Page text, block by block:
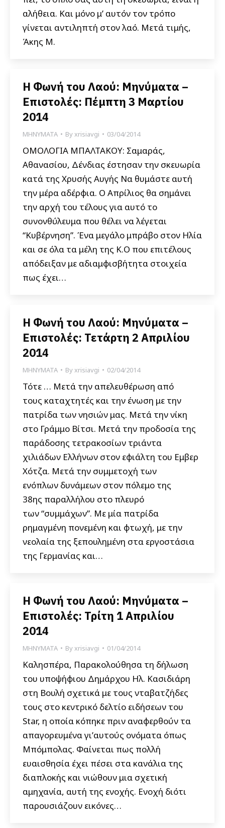
αλήθεια. Και μόνο μ’ αυτόν τον τρόπο
γίνεται αντιληπτή στον λαό. Μετά τιμής,
Άκης Μ.
Η Φωνή του Λαού: Μηνύματα –
Επιστολές: Πέμπτη 3 Μαρτίου
2014
ΜΗΝΥΜΑΤΑ Byxrisiavgi 03/04/2014
ΟΜΟΛΟΓΙΑ ΜΠΑΛΤΑΚΟΥ: Σαμαράς,
Αθανασίου, Δένδιας έστησαν την σκευωρία
κατά της Χρυσής Αυγής Να θυμάστε αυτή
την μέρα αδέρφια. Ο Απρίλιος θα σημάνει
την αρχή του τέλους για αυτό το
συνονθύλευμα που θέλει να λέγεται
“Κυβέρνηση”. Ένα μεγάλο μπράβο στον Ηλία
και σε όλα τα μέλη της Κ.Ο που επιτέλους
απόδειξαν με αδιαμφισβήτητα στοιχεία
πως έχει…
Η Φωνή του Λαού: Μηνύματα –
Επιστολές: Τετάρτη 2 Απριλίου
2014
ΜΗΝΥΜΑΤΑ Byxrisiavgi 02/04/2014
Τότε … Μετά την απελευθέρωση από
τους καταχτητές και την ένωση με την
πατρίδα των νησιών μας. Μετά την νίκη
στο Γράμμο Βίτσι. Μετά την προδοσία της
παράδοσης τετρακοσίων τριάντα
χιλιάδων Ελλήνων στον εφιάλτη του Εμβερ
Χότζα. Μετά την συμμετοχή των
ενόπλων δυνάμεων στον πόλεμο της
38ης παραλλήλου στο πλευρό
των “συμμάχων”. Με μία πατρίδα
ρημαγμένη πονεμένη και φτωχή, με την
νεολαία της ξεπουλημένη στα εργοστάσια
της Γερμανίας και…
Η Φωνή του Λαού: Μηνύματα –
Επιστολές: Τρίτη 1 Απριλίου
2014
ΜΗΝΥΜΑΤΑ Byxrisiavgi 01/04/2014
Καλησπέρα, Παρακολούθησα τη δήλωση
του υποψήφιου Δημάρχου Ηλ. Κασιδιάρη
στη Βουλή σχετικά με τους νταβατζήδες
τους στο κεντρικό δελτίο ειδήσεων του
Star, η οποία κόπηκε πριν αναφερθούν τα
απαγορευμένα γι’αυτούς ονόματα όπως
Μπόμπολας. Φαίνεται πως πολλή
ευαισθησία έχει πέσει στα κανάλια της
διαπλοκής και νιώθουν μια σχετική
αμηχανία, αυτή της ενοχής. Ενοχή διότι
παρουσιάζουν εικόνες…